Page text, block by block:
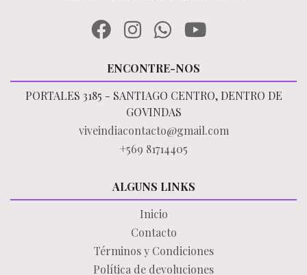
ENCONTRE-NOS
PORTALES 3185 - SANTIAGO CENTRO, DENTRO DE
GOVINDAS
viveindiacontacto@gmail.com
+569 81714405
ALGUNS LINKS
Inicio
Contacto
Términos y Condiciones
Política de devoluciones